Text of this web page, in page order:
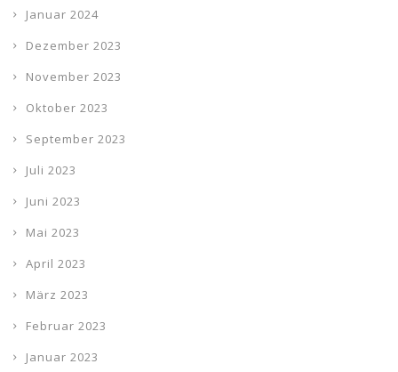
Januar 2024
Dezember 2023
November 2023
Oktober 2023
September 2023
Juli 2023
Juni 2023
Mai 2023
April 2023
März 2023
Februar 2023
Januar 2023